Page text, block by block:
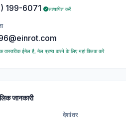
199-6071 सत्यापित करें
वास्तविक ईमेल है, मेल प्राप्त करने के लिए यहां क्लिक करें
जानकारी
देशांतर